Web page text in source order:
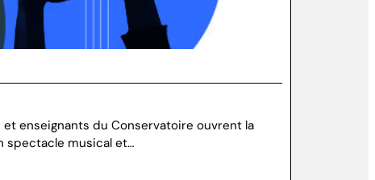
enseignants du Conservatoire ouvrent la
spectacle musical et…